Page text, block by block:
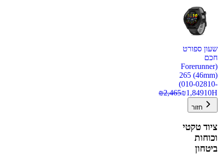
שעון ספורט
חכם
(Forerunner
265 (46mm)
(010-02810-
10H
₪1,849
₪2,465
חזור
ציוד טקטי
וכוחות
ביטחון